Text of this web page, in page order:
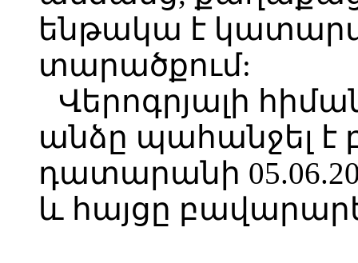
ենթակա է
տարածքում:
Վերոգրյալի
անձը պահանջել է
դատարանի
և հայցը